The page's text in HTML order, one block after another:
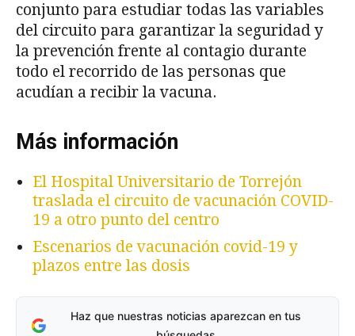
conjunto para estudiar todas las variables
del circuito para garantizar la seguridad y
la prevención frente al contagio durante
todo el recorrido de las personas que
acudían a recibir la vacuna.
Más información
El Hospital Universitario de Torrejón
traslada el circuito de vacunación COVID-
19 a otro punto del centro
Escenarios de vacunación covid-19 y
plazos entre las dosis
Haz que nuestras noticias aparezcan en tus